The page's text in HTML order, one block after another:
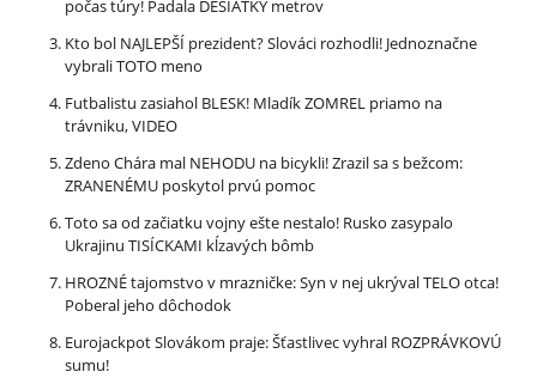
počas túry! Padala DESIATKY metrov
Kto bol NAJLEPŠÍ prezident? Slováci rozhodli! Jednoznačne
vybrali TOTO meno
Futbalistu zasiahol BLESK! Mladík ZOMREL priamo na
trávniku, VIDEO
Zdeno Chára mal NEHODU na bicykli! Zrazil sa s bežcom:
ZRANENÉMU poskytol prvú pomoc
Toto sa od začiatku vojny ešte nestalo! Rusko zasypalo
Ukrajinu TISÍCKAMI kĺzavých bômb
HROZNÉ tajomstvo v mrazničke: Syn v nej ukrýval TELO otca!
Poberal jeho dôchodok
Eurojackpot Slovákom praje: Šťastlivec vyhral ROZPRÁVKOVÚ
sumu!